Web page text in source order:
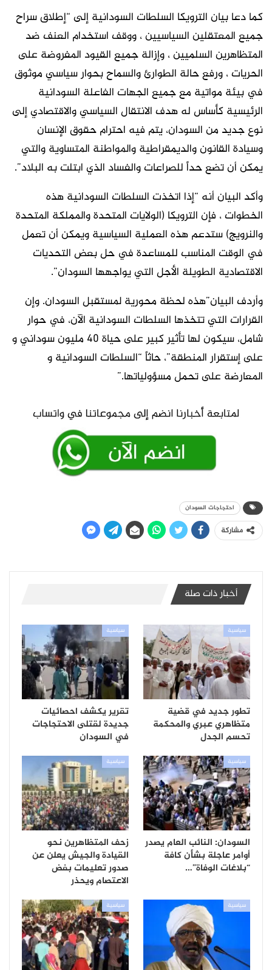
كما دعا بيان الترويكا السلطات السودانية إلى “إطلاق سراح
جميع المعتقلين السياسيين ، ووقف استخدام العنف ضد
المتظاهرين السلميين ، وإزالة جميع القيود المفروضة على
الحريات ، ورفع حالة الطوارئ والسماح بحوار سياسي موثوق
في بيئة مواتية مع جميع الجهات الفاعلة السودانية
الرئيسية كأساس له هدف الانتقال السياسي والاقتصادي إلى
نوع جديد من السودان، يتم فيه احترام حقوق الإنسان
وسيادة القانون والديمقراطية والمواطنة المتساوية والتي
يمكن أن تضع حداً للصراعات والفساد الذي ابتلت به البلاد”.
وأكد البيان أنه “إذا اتخذت السلطات السودانية هذه
الخطوات ، فإن الترويكا (الولايات المتحدة والمملكة المتحدة
والنرويج) ستدعم هذه العملية السياسية ويمكن أن تعمل
في الوقت المناسب للمساعدة في حل بعض التحديات
الاقتصادية الطويلة الأجل التي يواجهها السودان”.
وأردف البيان”هذه لحظة محورية لمستقبل السودان. وإن
القرارات التي تتخذها السلطات السودانية الآن، في حوار
شامل، سيكون لها تأثير كبير على حياة 40 مليون سوداني و
على إستقرار المنطقة”، حاثاً “السلطات السودانية و
المعارضة على تحمل مسؤولياتها.”
احتجاجات السودان
مشاركة
أخبار ذات صلة
سياسية
تطور جديد في قضية
متظاهري عبري والمحكمة
تحسم الجدل
سياسية
تقرير يكشف احصائيات
جديدة لقتلى الاحتجاجات
في السودان
سياسية
السودان: النائب العام يصدر
أوامر عاجلة بشأن كافة
“بلاغات الوفاة”…
سياسية
زحف المتظاهرين نحو
القيادة والجيش يعلن عن
صدور تعليمات بفض
الاعتصام ويحذر
سياسية سياسية